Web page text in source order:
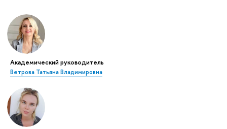
Академический руководитель
Ветрова Татьяна Владимировна